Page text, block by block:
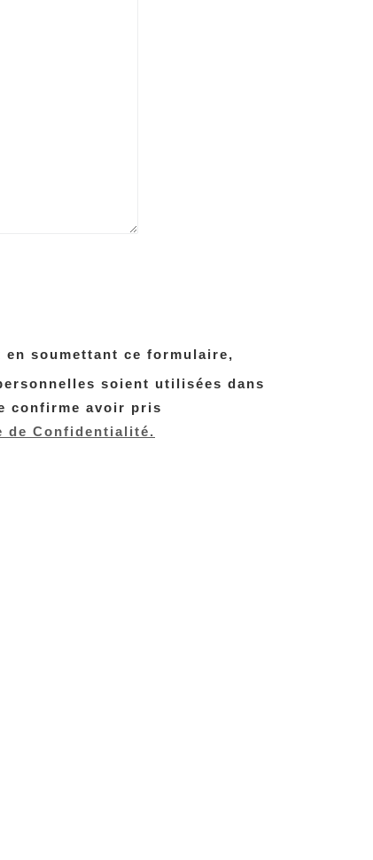
en soumettant ce formulaire,
soient utilisées dans
confirme avoir pris
de Confidentialité.